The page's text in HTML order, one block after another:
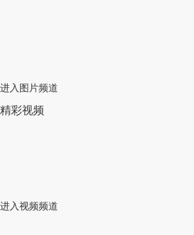
进入图片频道
精彩视频
进入视频频道